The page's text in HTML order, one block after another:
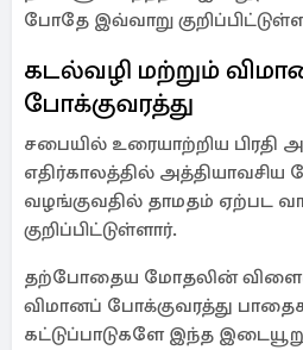
போதே இவ்வாறு
கடல்வழி மற்றும்
போக்குவரத்து
சபையில் உரையாற்றிய பிரதி
எதிர்காலத்தில்
வழங்குவதில் தாமதம் ஏற்பட
குறிப்பிட்டுள்ளார்.
தற்போதைய மோதலின்
விமானப் போக்குவரத்து
கட்டுப்பாடுகளே இந்த